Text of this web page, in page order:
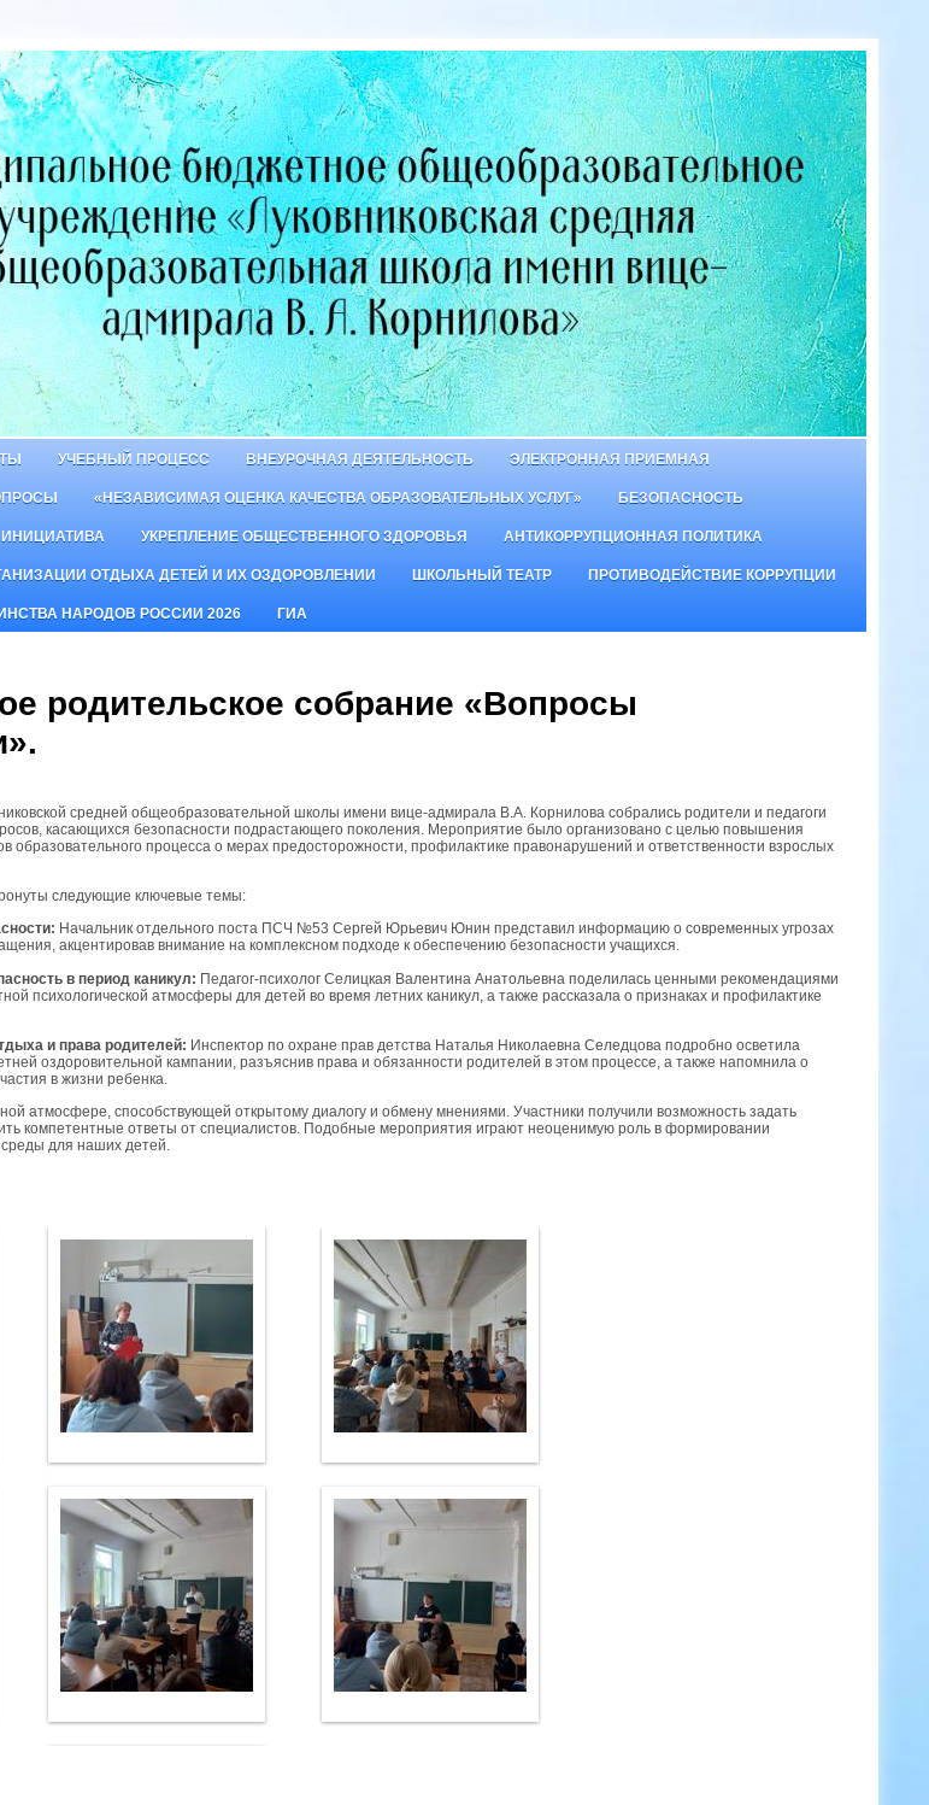
УЧЕБНЫЙ ПРОЦЕСС ВНЕУРОЧНАЯ ДЕЯТЕЛЬНОСТЬ ЭЛЕКТРОННАЯ ПРИЕМНАЯ
«НЕЗАВИСИМАЯ ОЦЕНКА КАЧЕСТВА ОБРАЗОВАТЕЛЬНЫХ УСЛУГ» БЕЗОПАСНОСТЬ
УКРЕПЛЕНИЕ ОБЩЕСТВЕННОГО ЗДОРОВЬЯ АНТИКОРРУПЦИОННАЯ ПОЛИТИКА
ОТДЫХА ДЕТЕЙ И ИХ ОЗДОРОВЛЕНИИ ШКОЛЬНЫЙ ТЕАТР ПРОТИВОДЕЙСТВИЕ КОРРУПЦИИ
НАРОДОВ РОССИИ 2026 ГИА
родительское собрание «Вопросы
средней общеобразовательной школы имени вице-адмирала В.А. Корнилова собрались родители и педагоги
касающихся безопасности подрастающего поколения. Мероприятие было организовано с целью повышения
образовательного процесса о мерах предосторожности, профилактике правонарушений и ответственности взрослых
следующие ключевые темы:
Начальник отдельного поста ПСЧ №53 Сергей Юрьевич Юнин представил информацию о современных угрозах
акцентировав внимание на комплексном подходе к обеспечению безопасности учащихся.
в период каникул: Педагог-психолог Селицкая Валентина Анатольевна поделилась ценными рекомендациями
психологической атмосферы для детей во время летних каникул, а также рассказала о признаках и профилактике
и права родителей: Инспектор по охране прав детства Наталья Николаевна Селедцова подробно осветила
оздоровительной кампании, разъяснив права и обязанности родителей в этом процессе, а также напомнила о
в жизни ребенка.
атмосфере, способствующей открытому диалогу и обмену мнениями. Участники получили возможность задать
компетентные ответы от специалистов. Подобные мероприятия играют неоценимую роль в формировании
для наших детей.